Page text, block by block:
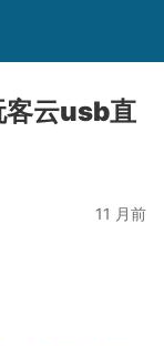
云usb直
11 月前